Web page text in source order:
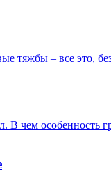
– все это,
В чем